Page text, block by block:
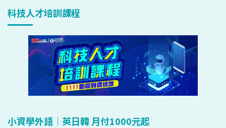
科技人才培訓課程
小資學外語｜英日韓 月付1000元起